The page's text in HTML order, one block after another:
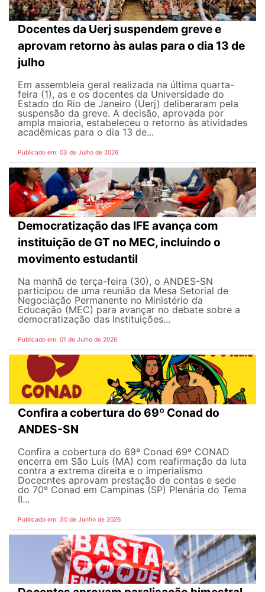
Docentes da Uerj suspendem greve e
aprovam retorno às aulas para o dia 13 de
julho
Em assembleia geral realizada na última quarta-
feira (1), as e os docentes da Universidade do
Estado do Rio de Janeiro (Uerj) deliberaram pela
suspensão da greve. A decisão, aprovada por
ampla maioria, estabeleceu o retorno às atividades
acadêmicas para o dia 13 de...
Publicado em: 03 de Julho de 2026
Democratização das IFE avança com
instituição de GT no MEC, incluindo o
movimento estudantil
Na manhã de terça-feira (30), o ANDES-SN
participou de uma reunião da Mesa Setorial de
Negociação Permanente no Ministério da
Educação (MEC) para avançar no debate sobre a
democratização das Instituições...
Publicado em: 01 de Julho de 2026
Confira a cobertura do 69º Conad do
ANDES-SN
Confira a cobertura do 69º Conad 69º CONAD
encerra em São Luís (MA) com reafirmação da luta
contra a extrema direita e o imperialismo
Docecntes aprovam prestação de contas e sede
do 70º Conad em Campinas (SP) Plenária do Tema
II...
Publicado em: 30 de Junho de 2026